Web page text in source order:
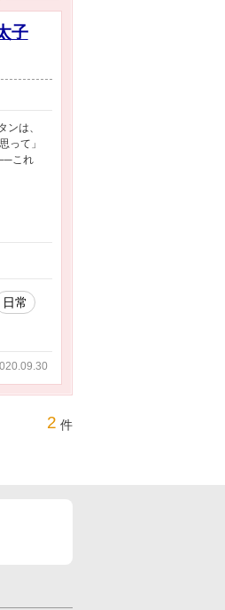
子
ンは、
って」
これ
日常
2 件